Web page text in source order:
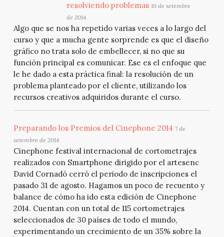
resolviendo problemas 10 de setembre
de 2014
Algo que se nos ha repetido varias veces a lo largo del
curso y que a mucha gente sorprende es que el diseño
gráfico no trata solo de embellecer, si no que su
función principal es comunicar. Ese es el enfoque que
le he dado a esta práctica final: la resolución de un
problema planteado por el cliente, utilizando los
recursos creativos adquiridos durante el curso.
Preparando los Premios del Cinephone 2014 7 de
setembre de 2014
Cinephone festival internacional de cortometrajes
realizados con Smartphone dirigido por el artesenc
David Cornadó cerró el periodo de inscripciones el
pasado 31 de agosto. Hagamos un poco de recuento y
balance de cómo ha ido esta edición de Cinephone
2014. Cuentan con un total de 115 cortometrajes
seleccionados de 30 países de todo el mundo,
experimentando un crecimiento de un 35% sobre la